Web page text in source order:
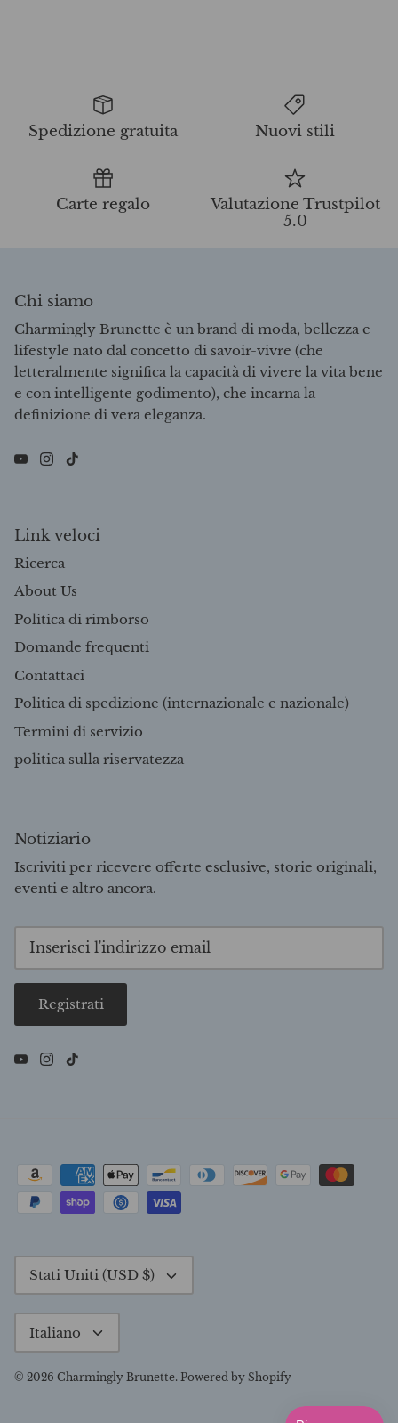
Spedizione gratuita Nuovi stili
Carte regalo
Valutazione Trustpilot
5.0
Chi siamo
Charmingly Brunette è un brand di moda, bellezza e
lifestyle nato dal concetto di savoir-vivre (che
letteralmente significa la capacità di vivere la vita bene
e con intelligente godimento), che incarna la
definizione di vera eleganza.
Link veloci
Ricerca
About Us
Politica di rimborso
Domande frequenti
Contattaci
Politica di spedizione (internazionale e nazionale)
Termini di servizio
politica sulla riservatezza
Notiziario
Iscriviti per ricevere offerte esclusive, storie originali,
eventi e altro ancora.
Registrati
Valuta
Stati Uniti (USD $)
Lingua
Italiano
© 2026 Charmingly Brunette. Powered by Shopify